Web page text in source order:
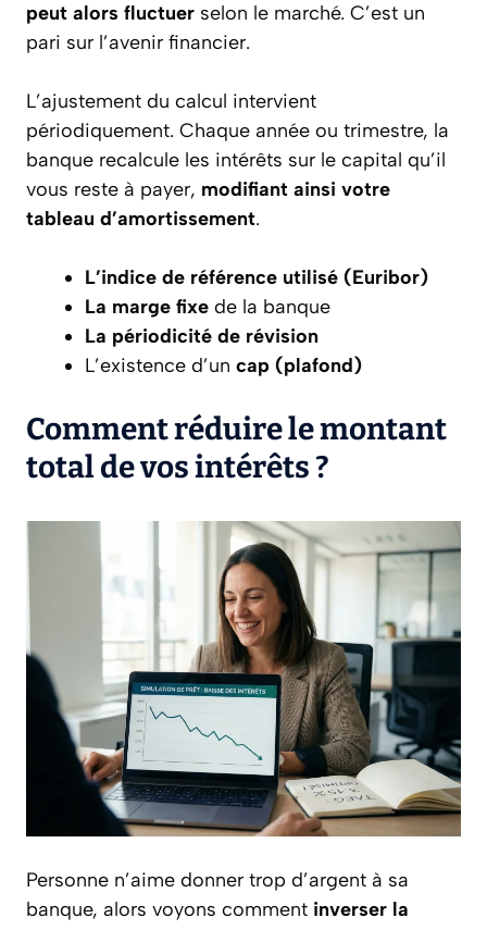
peut alors fluctuer selon le marché. C’est un
pari sur l’avenir financier.
L’ajustement du calcul intervient
périodiquement. Chaque année ou trimestre, la
banque recalcule les intérêts sur le capital qu’il
vous reste à payer, modifiant ainsi votre
tableau d’amortissement.
L’indice de référence utilisé (Euribor)
La marge fixe de la banque
La périodicité de révision
L’existence d’un cap (plafond)
Comment réduire le montant
total de vos intérêts ?
Personne n’aime donner trop d’argent à sa
banque, alors voyons comment inverser la